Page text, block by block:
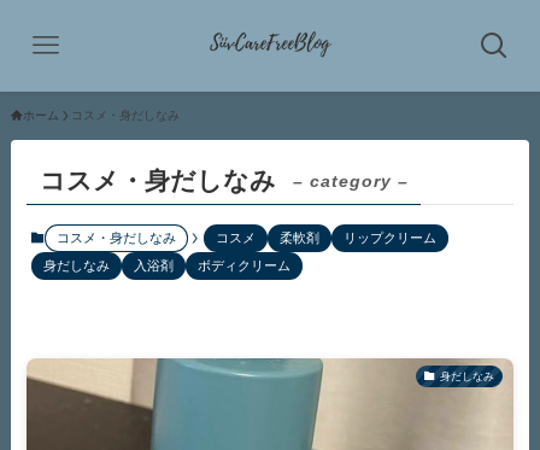
ホーム コスメ・身だしなみ
コスメ・身だしなみ – category –
コスメ・身だしなみ コスメ 柔軟剤
リップクリーム
身だしなみ
入浴剤 ボディクリーム
身だしなみ